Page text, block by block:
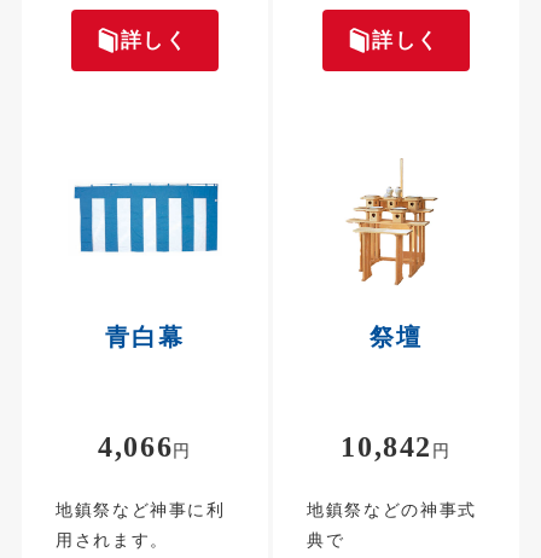
詳しく 詳しく
青白幕
4,066円
地鎮祭など神事に利
用されます。
祭壇
10,842 円
地鎮祭などの神事式
典で